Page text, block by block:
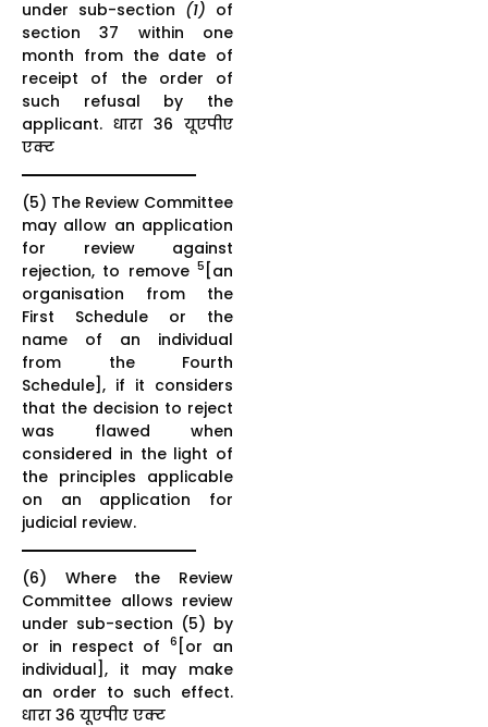
under sub-section (1) of
section 37 within one
month from the date of
receipt of the order of
such refusal by the
applicant. धारा 36 यूएपीए
एक्ट
(5) The Review Committee
may allow an application
for review against
rejection, to remove 5 [an
organisation from the
First Schedule or the
name of an individual
from the Fourth
Schedule], if it considers
that the decision to reject
was flawed when
considered in the light of
the principles applicable
on an application for
judicial review.
(6) Where the Review
Committee allows review
under sub-section (5) by
or in respect of6 [or an
individual], it may make
an order to such effect.
धारा 36 यूएपीए एक्ट